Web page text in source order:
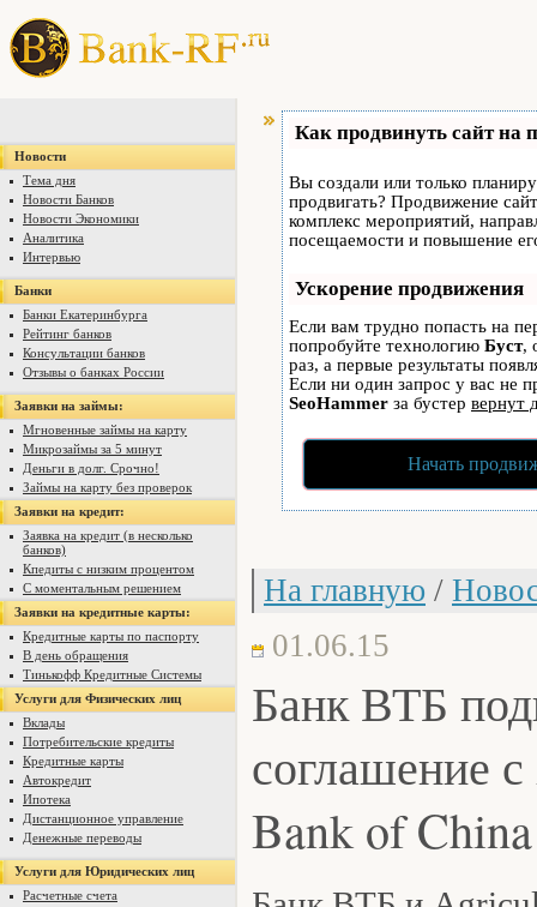
Новости
Тема дня
Новости Банков
Новости Экономики
Аналитика
Интервью
Банки
Банки Екатеринбурга
Рейтинг банков
Консультации банков
Отзывы о банках России
Заявки на займы:
Мгновенные займы на карту
Микрозаймы за 5 минут
Деньги в долг. Срочно!
Займы на карту без проверок
Заявки на кредит:
Заявка на кредит (в несколько
банков)
Кпедиты с низким процентом
С моментальным решением
Заявки на кредитные карты:
Кредитные карты по паспорту
В день обращения
Тинькофф Кредитные Системы
Услуги для Физических лиц
Вклады
Потребительские кредиты
Кредитные карты
Автокредит
Ипотека
Дистанционное управление
Денежные переводы
Услуги для Юридических лиц
Расчетные счета
Как продвинуть сайт на
Вы создали или только
продвигать? Продвижение
комплекс мероприятий,
посещаемости и повышение
Ускорение продвижения
Если вам трудно попасть на
попробуйте технологию Буст,
раз, а первые результаты
Если ни один запрос у вас не
SeoHammer за бустер вернут
Начать
На главную /
01.06.15
Банк ВТБ
соглашение
Bank of China